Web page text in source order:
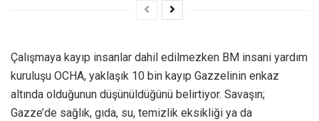
Çalışmaya kayıp insanlar dahil edilmezken BM insani yardım
kuruluşu OCHA, yaklaşık 10 bin kayıp Gazzelinin enkaz
altında olduğunun düşünüldüğünü belirtiyor. Savaşın;
Gazze’de sağlık, gıda, su, temizlik eksikliği ya da